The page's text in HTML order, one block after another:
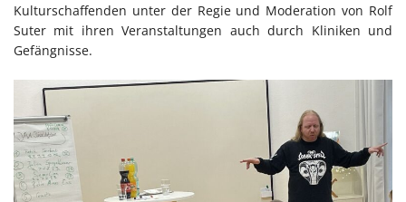
Kulturschaffenden unter der Regie und Moderation von Rolf
Suter mit ihren Veranstaltungen auch durch Kliniken und
Gefängnisse.